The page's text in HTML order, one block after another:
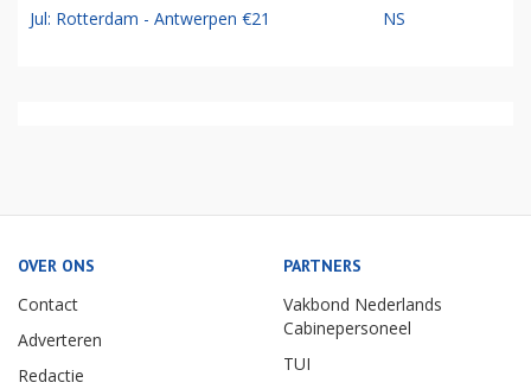
Jul: Rotterdam - Antwerpen €21 NS
OVER ONS
Contact
Adverteren
Redactie
PARTNERS
Vakbond Nederlands
Cabinepersoneel
TUI